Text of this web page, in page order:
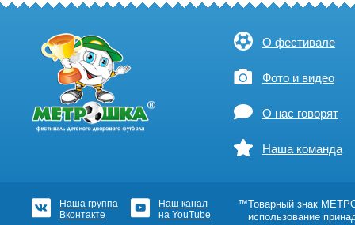
О фестивале
Фото и видео
О нас говорят
Наша команда
Наша группа
Вконтакте
Наш канал
на YouTube
™Товарный знак
использование